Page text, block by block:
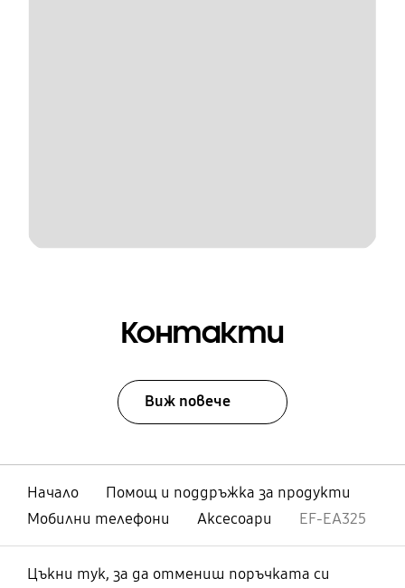
Контакти
Виж повече
Начало
Помощ и поддръжка за продукти
Мобилни телефони
Аксесоари EF-EA325
Цъкни тук, за да отмениш поръчката си